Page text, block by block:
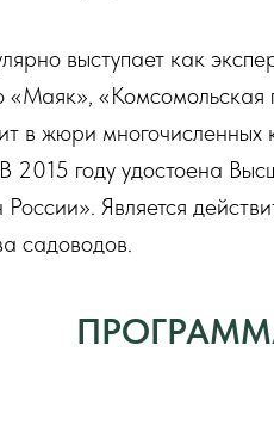
выступает как
«Маяк», «Комсомольская
в жюри многочисленных
2015 году удостоена
Является
садоводов.